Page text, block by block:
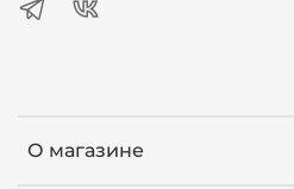
О магазине